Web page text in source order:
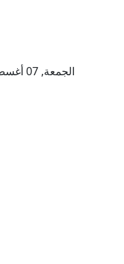
الجمعة, 07 أغسطس 2026 – 24 صفر 1448 هـ